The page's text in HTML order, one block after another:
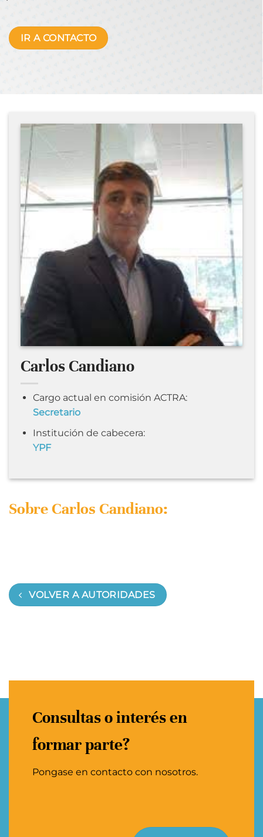
IR A CONTACTO
Carlos Candiano
Cargo actual en comisión ACTRA:
Secretario
Institución de cabecera:
YPF
Sobre Carlos Candiano:
VOLVER A AUTORIDADES
Consultas o interés en
formar parte?
Pongase en contacto con nosotros.